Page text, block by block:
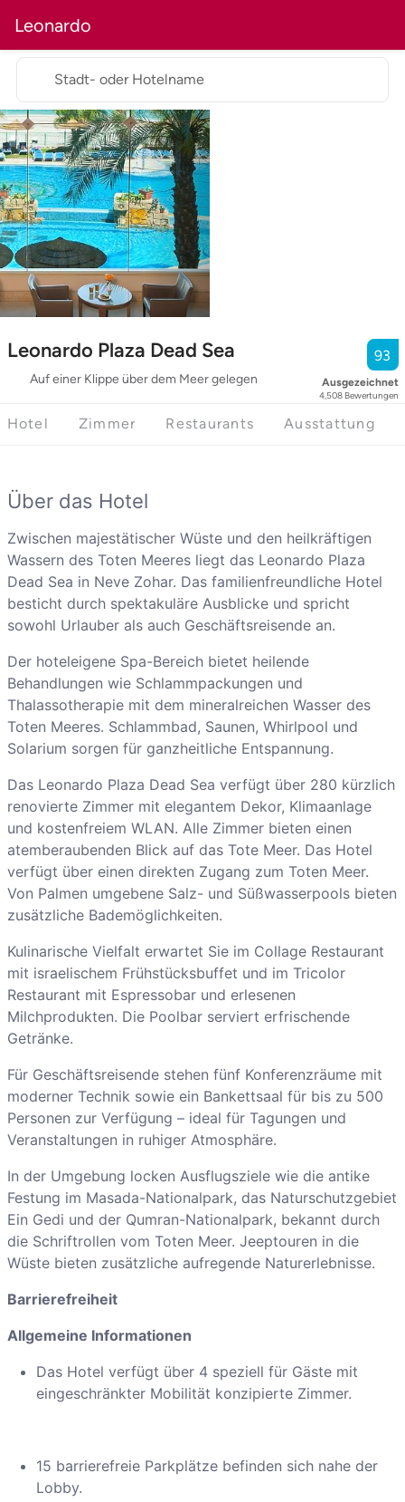
Leonardo
Leonardo Plaza Dead Sea
Auf einer Klippe über dem Meer gelegen
93
Ausgezeichnet
4,508 Bewertungen
Stadt- oder Hotelname
Hotel Zimmer Restaurants Ausstattung
Über das Hotel
Zwischen majestätischer Wüste und den heilkräftigen
Wassern des Toten Meeres liegt das Leonardo Plaza
Dead Sea in Neve Zohar. Das familienfreundliche Hotel
besticht durch spektakuläre Ausblicke und spricht
sowohl Urlauber als auch Geschäftsreisende an.
Der hoteleigene Spa-Bereich bietet heilende
Behandlungen wie Schlammpackungen und
Thalassotherapie mit dem mineralreichen Wasser des
Toten Meeres. Schlammbad, Saunen, Whirlpool und
Solarium sorgen für ganzheitliche Entspannung.
Das Leonardo Plaza Dead Sea verfügt über 280 kürzlich
renovierte Zimmer mit elegantem Dekor, Klimaanlage
und kostenfreiem WLAN. Alle Zimmer bieten einen
atemberaubenden Blick auf das Tote Meer. Das Hotel
verfügt über einen direkten Zugang zum Toten Meer.
Von Palmen umgebene Salz- und Süßwasserpools bieten
zusätzliche Bademöglichkeiten.
Kulinarische Vielfalt erwartet Sie im Collage Restaurant
mit israelischem Frühstücksbuffet und im Tricolor
Restaurant mit Espressobar und erlesenen
Milchprodukten. Die Poolbar serviert erfrischende
Getränke.
Für Geschäftsreisende stehen fünf Konferenzräume mit
moderner Technik sowie ein Bankettsaal für bis zu 500
Personen zur Verfügung – ideal für Tagungen und
Veranstaltungen in ruhiger Atmosphäre.
In der Umgebung locken Ausflugsziele wie die antike
Festung im Masada-Nationalpark, das Naturschutzgebiet
Ein Gedi und der Qumran-Nationalpark, bekannt durch
die Schriftrollen vom Toten Meer. Jeeptouren in die
Wüste bieten zusätzliche aufregende Naturerlebnisse.
Barrierefreiheit
Allgemeine Informationen
Das Hotel verfügt über 4 speziell für Gäste mit
eingeschränkter Mobilität konzipierte Zimmer.
15 barrierefreie Parkplätze befinden sich nahe der
Lobby.